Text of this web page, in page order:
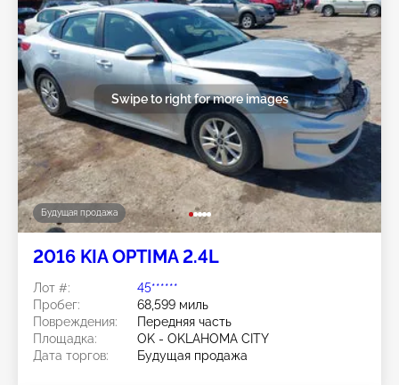
Будущая продажа
Swipe to right for more images
2016 KIA OPTIMA 2.4L
Лот #:
45******
Пробег:
68,599 миль
Повреждения:
Передняя часть
Площадка:
OK - OKLAHOMA CITY
Дата торгов:
Будущая продажа